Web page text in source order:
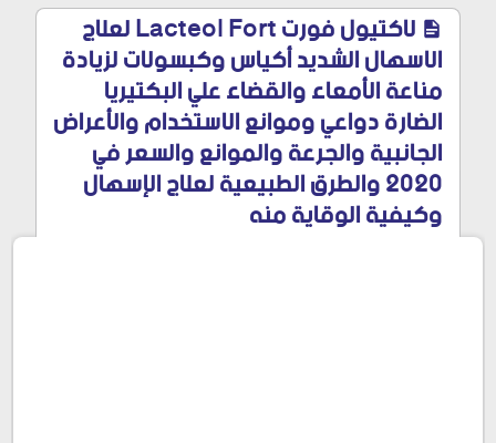
لاكتيول فورت Lacteol Fort لعلاج
الاسهال الشديد أكياس وكبسولات لزيادة
مناعة الأمعاء والقضاء علي البكتيريا
الضارة دواعي وموانع الاستخدام والأعراض
الجانبية والجرعة والموانع والسعر في
2020 والطرق الطبيعية لعلاج الإسهال
وكيفية الوقاية منه